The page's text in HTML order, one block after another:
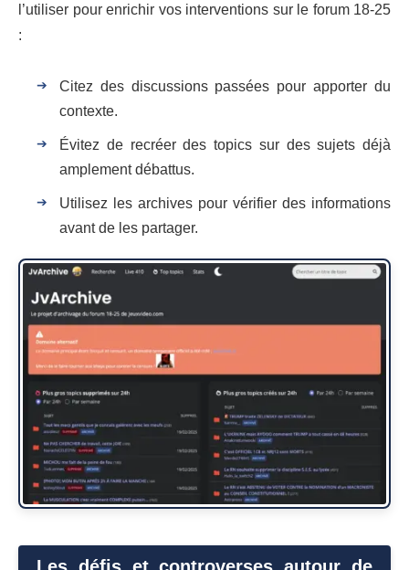
l’utiliser pour enrichir vos interventions sur le forum 18-25
:
Citez des discussions passées pour apporter du
contexte.
Évitez de recréer des topics sur des sujets déjà
amplement débattus.
Utilisez les archives pour vérifier des informations
avant de les partager.